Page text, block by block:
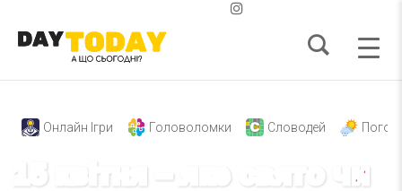
Онлайн Ігри Головоломки Словодей
15 квітня – яке свято чи